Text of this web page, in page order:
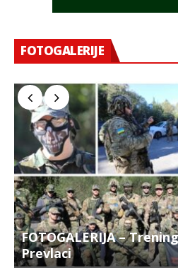
FOTOGALERIJE
FOTOGALERIJA –
Prevlaci